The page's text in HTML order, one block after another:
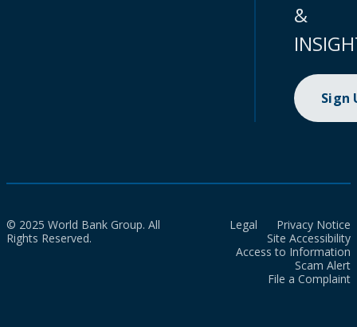
&
Sign
© 2025 World Bank Group. All
Rights Reserved.
Legal
Privacy Notice
Site Accessibility
Access to Information
Scam Alert
File a Complaint